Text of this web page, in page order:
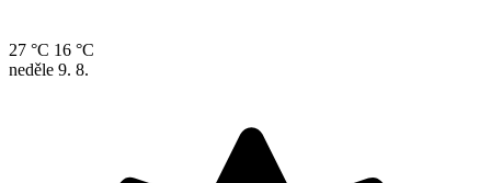
27 °C 16 °C
neděle 9. 8.